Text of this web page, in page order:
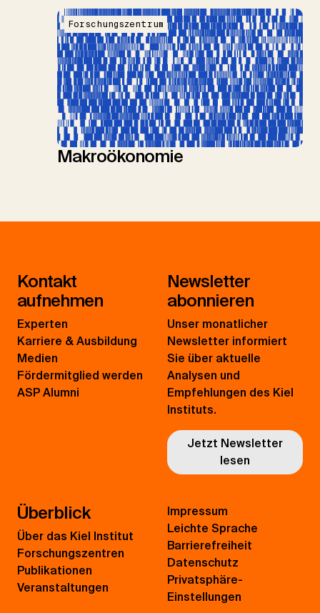
Forschungszentrum
Makroökonomie
Kontakt
aufnehmen
Experten
Karriere & Ausbildung
Medien
Fördermitglied werden
ASP Alumni
Newsletter
abonnieren
Unser monatlicher
Newsletter informiert
Sie über aktuelle
Analysen und
Empfehlungen des Kiel
Instituts.
Jetzt Newsletter
lesen
Überblick
Über das Kiel Institut
Forschungszentren
Publikationen
Veranstaltungen
Impressum
Leichte Sprache
Barrierefreiheit
Datenschutz
Privatsphäre-
Einstellungen